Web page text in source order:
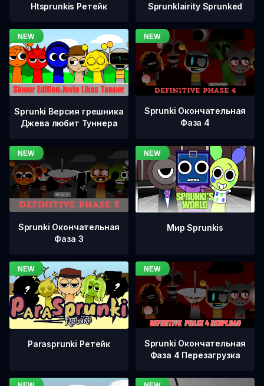
Htsprunkis Ретейк Sprunklairity Sprunked
Sprunki Версия грешника
Джева любит Туннера
Sprunki Окончательная
Фаза 4
Sprunki Окончательная
Фаза 3
Мир Sprunkis
Parasprunki Ретейк
Sprunki Окончательная
Фаза 4 Перезагрузка